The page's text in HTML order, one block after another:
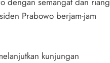
Prabowo berjam-jam
kunjungan